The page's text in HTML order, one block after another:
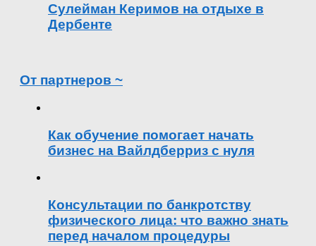
Сулейман Керимов на отдыхе в
Дербенте
От партнеров ~
Как обучение помогает начать
бизнес на Вайлдберриз с нуля
Консультации по банкротству
физического лица: что важно знать
перед началом процедуры